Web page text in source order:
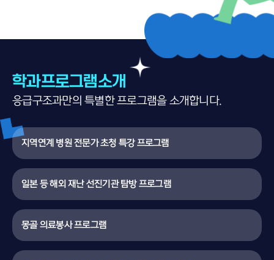
학과프로그램소개
응급구조과만의 특별한 프로그램을 소개합니다.
지역연계 병원 전문가 초청 특강 프로그램
일본 등 해외 재난 선진기관 탐방 프로그램
몽골 의료봉사 프로그램